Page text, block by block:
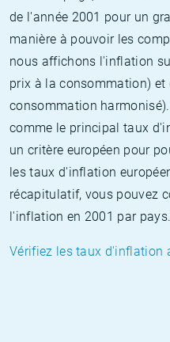
de l'année 2001 pour un
manière à pouvoir les
nous affichons l'inflation
prix à la consommation) et
consommation
comme le principal taux
un critère européen pour
les taux d'inflation
récapitulatif, vous pouvez
l'inflation en 2001 par pays.
Vérifiez les taux d'inflation